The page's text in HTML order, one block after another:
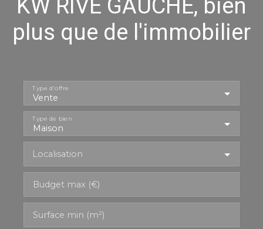
KW RIVE GAUCHE, bien
plus que de l'immobilier
Vente
Type d'offre
Maison
Type de bien
Localisation
Budget max (€)
Surface min (m²)